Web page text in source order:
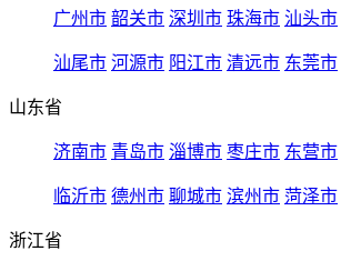
广州市 韶关市 深圳市 珠海市 汕头市
汕尾市 河源市 阳江市 清远市 东莞市
山东省
济南市 青岛市 淄博市 枣庄市 东营市
临沂市 德州市 聊城市 滨州市 菏泽市
浙江省